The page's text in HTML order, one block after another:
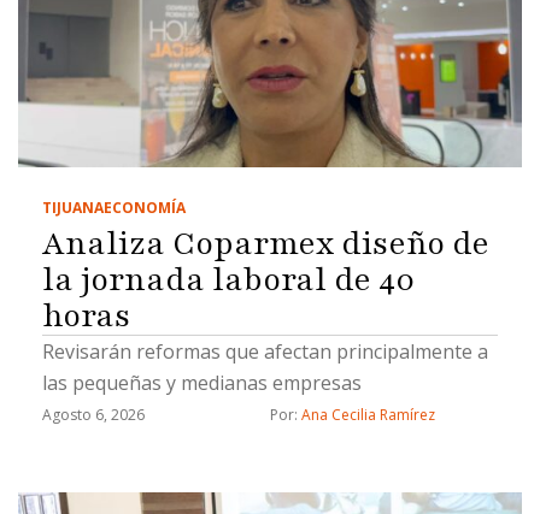
TIJUANAECONOMÍA
Analiza Coparmex diseño de
la jornada laboral de 40
horas
Revisarán reformas que afectan principalmente a
las pequeñas y medianas empresas
Agosto 6, 2026 Por: Ana Cecilia Ramírez